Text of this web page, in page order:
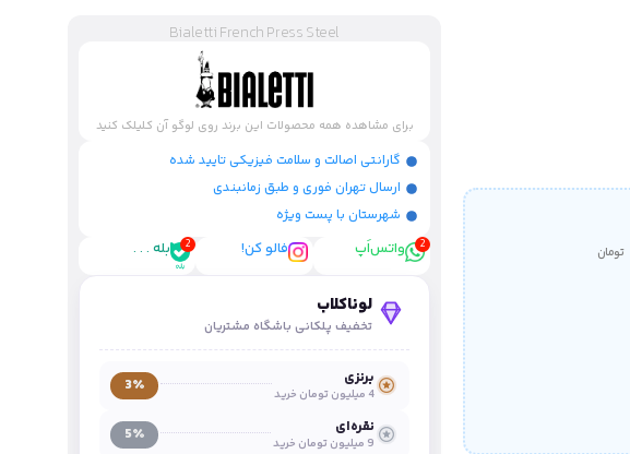
تومان
Bialetti French Press Steel
برای مشاهده همه محصولات این برند روی لوگو آن کلیلک کنید
گارانتی اصالت و سلامت فیزیکی تایید شده
ارسال تهران فوری و طبق زمانبندی
شهرستان با پست ویژه
واتس‌اَپ فالو کن! بله . . .
لوناکلاب
تخفیف پلکانی باشگاه مشتریان
برنزی
4 میلیون تومان خرید
3٪
نقره‌ای
9 میلیون تومان خرید
5٪